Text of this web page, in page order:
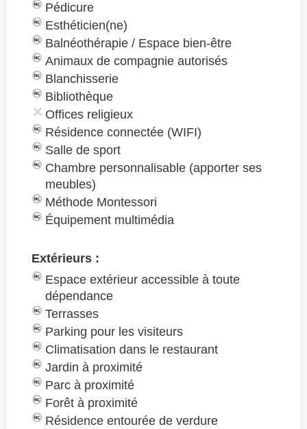
Pédicure
Esthéticien(ne)
Balnéothérapie / Espace bien-être
Animaux de compagnie autorisés
Blanchisserie
Bibliothèque
Offices religieux
Résidence connectée (WIFI)
Salle de sport
Chambre personnalisable (apporter ses
meubles)
Méthode Montessori
Équipement multimédia
Extérieurs :
Espace extérieur accessible à toute
dépendance
Terrasses
Parking pour les visiteurs
Climatisation dans le restaurant
Jardin à proximité
Parc à proximité
Forêt à proximité
Résidence entourée de verdure